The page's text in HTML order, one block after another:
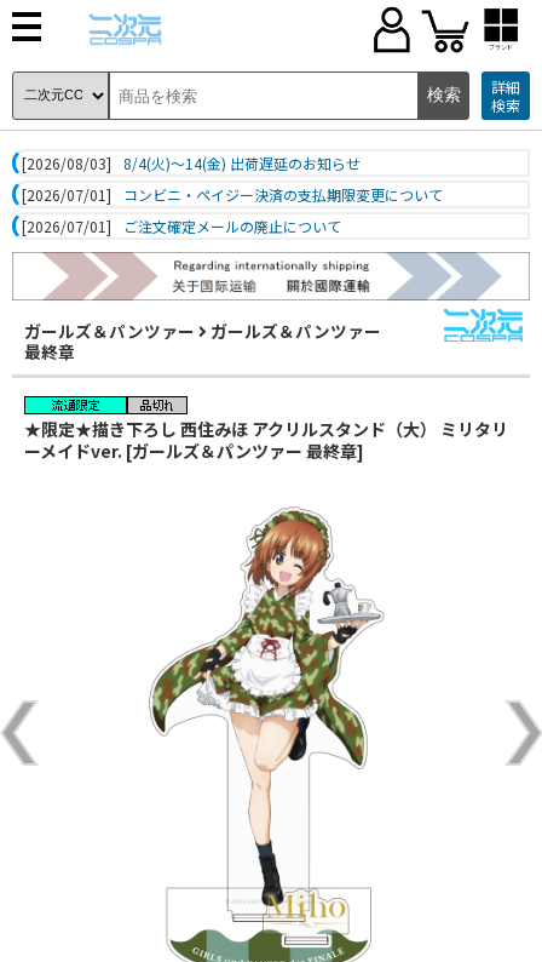
ブランド
詳細
検索
[2026/08/03]
8/4(火)～14(金) 出荷遅延のお知らせ
[2026/07/01]
コンビニ・ペイジー決済の支払期限変更について
[2026/07/01]
ご注文確定メールの廃止について
ガールズ＆パンツァー
ガールズ＆パンツァー
最終章
★限定★描き下ろし 西住みほ アクリルスタンド（大） ミリタリ
ーメイドver. [ガールズ＆パンツァー 最終章]